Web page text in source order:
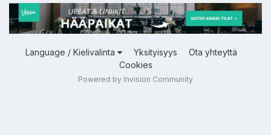
Language / Kielivalinta Yksityisyys
Ota yhteyttä
Cookies
Powered by Invision Community